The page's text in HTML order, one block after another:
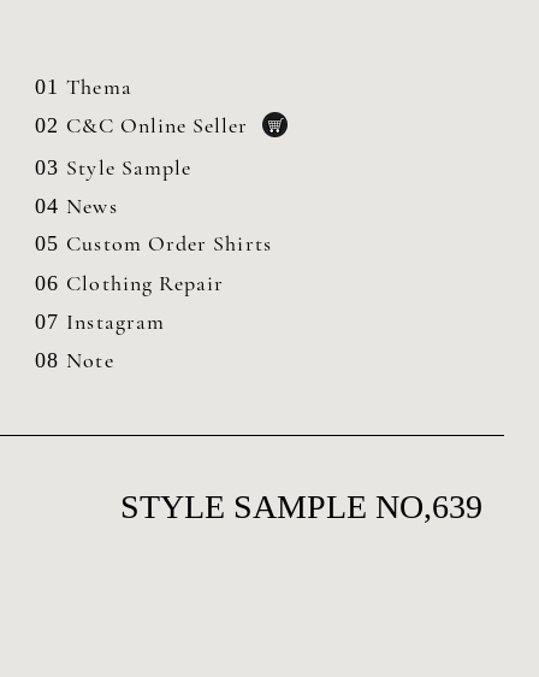
01 Thema
02 C&C Online Seller
03 Style Sample
04 News
05 Custom Order Shirts
06 Clothing Repair
07 Instagram
08 Note
STYLE SAMPLE NO,639